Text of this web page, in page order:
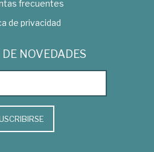
frecuentes
de privacidad
NOVEDADES